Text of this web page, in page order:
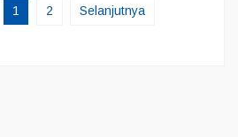
1 2 Selanjutnya